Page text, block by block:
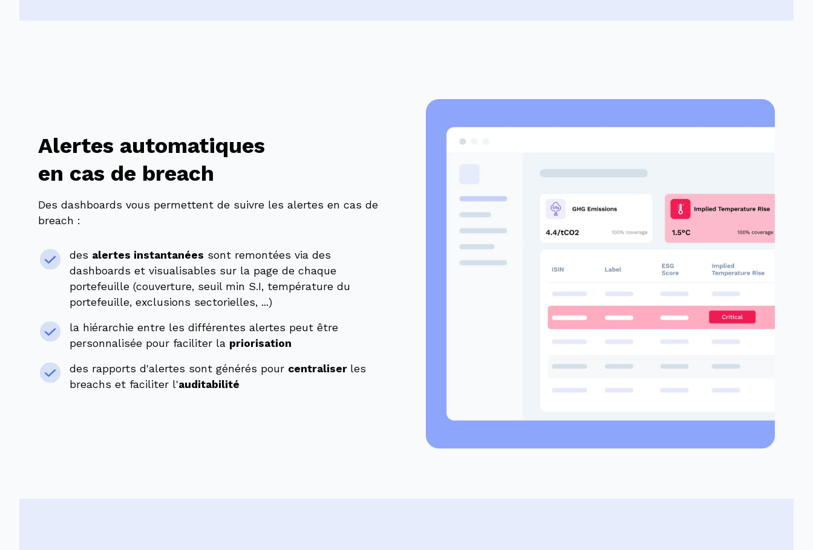
Alertes automatiques
en cas de breach
Des dashboards vous permettent de suivre les alertes en cas de
breach :
des alertes instantanées sont remontées via des
dashboards et visualisables sur la page de chaque
portefeuille (couverture, seuil min S.I, température du
portefeuille, exclusions sectorielles, ...)
la hiérarchie entre les différentes alertes peut être
personnalisée pour faciliter la priorisation
des rapports d'alertes sont générés pour centraliser les
breachs et faciliter l'auditabilité